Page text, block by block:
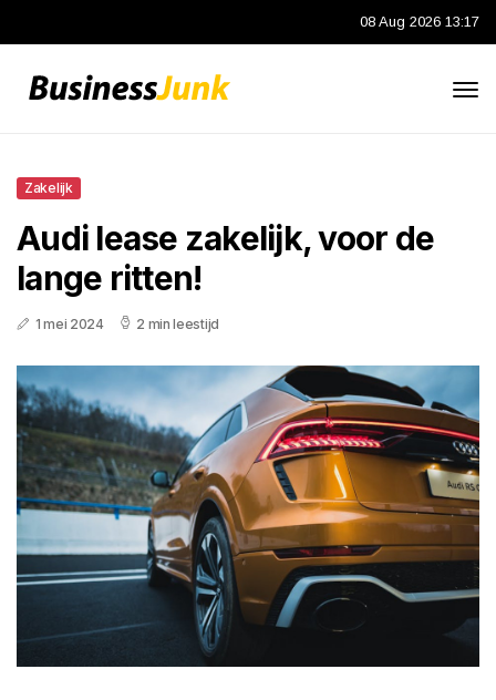
08 Aug 2026 13:17
Zakelijk
Audi lease zakelijk, voor de
lange ritten!
1 mei 2024 2 min leestijd